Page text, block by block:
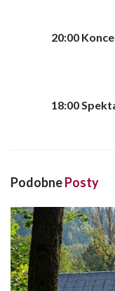
20:00
18:00
PodobnePosty